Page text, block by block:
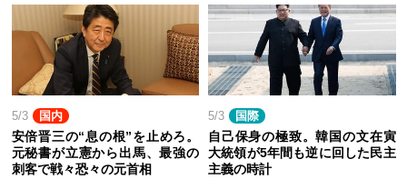
5/3 国内
安倍晋三の“息の根”を止めろ。
元秘書が立憲から出馬、最強の
刺客で戦々恐々の元首相
5/3 国際
自己保身の極致。韓国の文在寅
大統領が5年間も逆に回した民主
主義の時計